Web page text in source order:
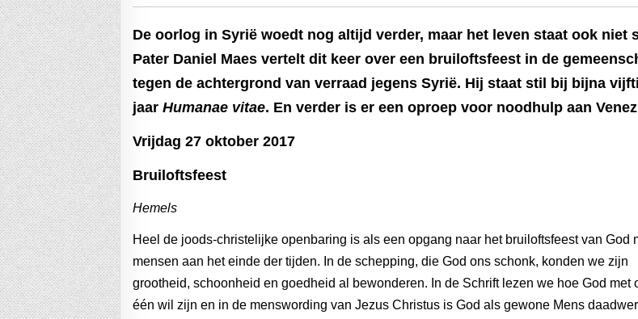
De oorlog in Syrië woedt nog altijd verder, maar het leven staat ook niet
Pater Daniel Maes vertelt dit keer over een bruiloftsfeest in de
tegen de achtergrond van verraad jegens Syrië. Hij staat stil bij bijna
jaarHumanae vitae. En verder is er een oproep voor noodhulp aan
Vrijdag 27 oktober 2017
Bruiloftsfeest
Hemels
Heel de joods-christelijke openbaring is als een opgang naar het bruiloftsfeest van God
mensen aan het einde der tijden. In de schepping, die God ons schonk, konden we zijn
grootheid, schoonheid en goedheid al bewonderen. In de Schrift lezen we hoe God met
één wil zijn en in de menswording van Jezus Christus is God als gewone Mens